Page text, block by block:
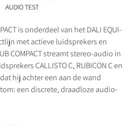
is onderdeel van het DALI EQUI-
met actieve luidsprekers en
COMPACT streamt stereo-audio in
CALLISTO C, RUBICON C en
hij achter een aan de wand
een discrete, draadloze audio-
AUDIO TEST